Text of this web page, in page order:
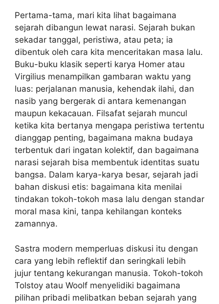
Pertama-tama, mari kita lihat bagaimana
sejarah dibangun lewat narasi. Sejarah bukan
sekadar tanggal, peristiwa, atau peta; ia
dibentuk oleh cara kita menceritakan masa lalu.
Buku-buku klasik seperti karya Homer atau
Virgilius menampilkan gambaran waktu yang
luas: perjalanan manusia, kehendak ilahi, dan
nasib yang bergerak di antara kemenangan
maupun kekacauan. Filsafat sejarah muncul
ketika kita bertanya mengapa peristiwa tertentu
dianggap penting, bagaimana makna budaya
terbentuk dari ingatan kolektif, dan bagaimana
narasi sejarah bisa membentuk identitas suatu
bangsa. Dalam karya-karya besar, sejarah jadi
bahan diskusi etis: bagaimana kita menilai
tindakan tokoh-tokoh masa lalu dengan standar
moral masa kini, tanpa kehilangan konteks
zamannya.
Sastra modern memperluas diskusi itu dengan
cara yang lebih reflektif dan seringkali lebih
jujur tentang kekurangan manusia. Tokoh-tokoh
Tolstoy atau Woolf menyelidiki bagaimana
pilihan pribadi melibatkan beban sejarah yang